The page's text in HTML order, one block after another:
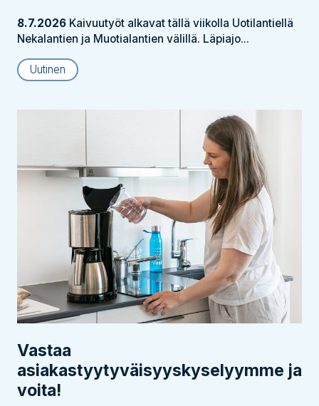
8.7.2026 Kaivuutyöt alkavat tällä viikolla Uotilantiellä
Nekalantien ja Muotialantien välillä. Läpiajo...
Uutinen
Vastaa
asiakastyytyväisyyskyselyymme ja
voita!